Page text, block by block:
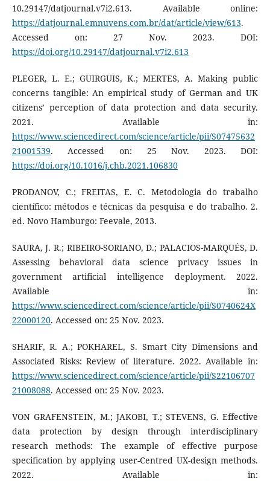
10.29147/datjournal.v7i2.613. Available online:
https://datjournal.emnuvens.com.br/dat/article/view/613.
Accessed on: 27 Nov. 2023. DOI:
https://doi.org/10.29147/datjournal.v7i2.613
PLEGER, L. E.; GUIRGUIS, K.; MERTES, A. Making public
concerns tangible: An empirical study of German and UK
citizens’ perception of data protection and data security.
2021. Available in:
https://www.sciencedirect.com/science/article/pii/S07475632
21001539. Accessed on: 25 Nov. 2023. DOI:
https://doi.org/10.1016/j.chb.2021.106830
PRODANOV, C.; FREITAS, E. C. Metodologia do trabalho
científico: métodos e técnicas da pesquisa e do trabalho. 2.
ed. Novo Hamburgo: Feevale, 2013.
SAURA, J. R.; RIBEIRO-SORIANO, D.; PALACIOS-MARQUÉS, D.
Assessing behavioral data science privacy issues in
government artificial intelligence deployment. 2022.
Available in:
https://www.sciencedirect.com/science/article/pii/S0740624X
22000120. Accessed on: 25 Nov. 2023.
SHARIF, R. A.; POKHAREL, S. Smart City Dimensions and
Associated Risks: Review of literature. 2022. Available in:
https://www.sciencedirect.com/science/article/pii/S22106707
21008088. Accessed on: 25 Nov. 2023.
VON GRAFENSTEIN, M.; JAKOBI, T.; STEVENS, G. Effective
data protection by design through interdisciplinary
research methods: The example of effective purpose
specification by applying user-Centred UX-design methods.
2022. Available in: